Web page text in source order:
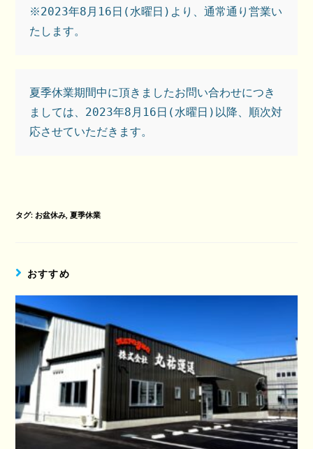
※2023年8月16日(水曜日)より、通常通り営業い
たします。
夏季休業期間中に頂きましたお問い合わせにつき
ましては、2023年8月16日(水曜日)以降、順次対
応させていただきます。
タグ:お盆休み, 夏季休業
おすすめ